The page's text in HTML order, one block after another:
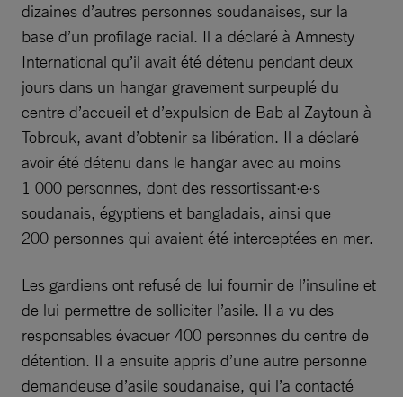
dizaines d’autres personnes soudanaises, sur la
base d’un profilage racial. Il a déclaré à Amnesty
International qu’il avait été détenu pendant deux
jours dans un hangar gravement surpeuplé du
centre d’accueil et d’expulsion de Bab al Zaytoun à
Tobrouk, avant d’obtenir sa libération. Il a déclaré
avoir été détenu dans le hangar avec au moins
1 000 personnes, dont des ressortissant·e·s
soudanais, égyptiens et bangladais, ainsi que
200 personnes qui avaient été interceptées en mer.
Les gardiens ont refusé de lui fournir de l’insuline et
de lui permettre de solliciter l’asile. Il a vu des
responsables évacuer 400 personnes du centre de
détention. Il a ensuite appris d’une autre personne
demandeuse d’asile soudanaise, qui l’a contacté